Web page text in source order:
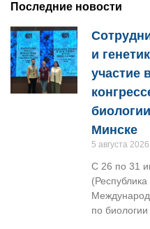
Последние новости
и
участие
Минске
5 августа 2026
С 26 по 31
по